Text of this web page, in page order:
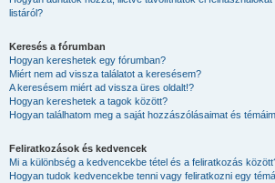
listáról?
Keresés a fórumban
Hogyan kereshetek egy fórumban?
Miért nem ad vissza találatot a keresésem?
A keresésem miért ad vissza üres oldalt!?
Hogyan kereshetek a tagok között?
Hogyan találhatom meg a saját hozzászólásaimat és
Feliratkozások és kedvencek
Mi a különbség a kedvencekbe tétel és a feliratkozás
Hogyan tudok kedvencekbe tenni vagy feliratkozni egy